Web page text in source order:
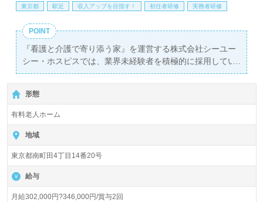
東京都 駅近 収入アップを目指す！ 初任者研修 実務者研修
POINT
『看護と介護で寄り添う家』を運営する株式会社シーユー
シー・ホスピスでは、業界未経験者を積極的に採用してい
ます。この求人は、正社員の介護職を対象にしており、月
給302,000円から346,000円の給与体系を提供。さらに年2
回の賞与があり、安定した収入が見込めます。また、最寄
りの南町田グランベリーパーク駅から徒歩9分、車通勤も
可能なため、通勤に便利な立地です。
当施設『Re HOPE南町田』は、入居定員54名を誇るホスピ
ス型住宅で、急性期から緩和ケア、ターミナルケアまで幅
広い経験を持つ方が活躍できる環境です。特に、看護助手
す方にも最適な職場です。ここでは、全ての職員が心を込
形態
有料老人ホーム
地域
東京都南町田4丁目14番20号
給与
月給302,000円?346,000円/賞与2回